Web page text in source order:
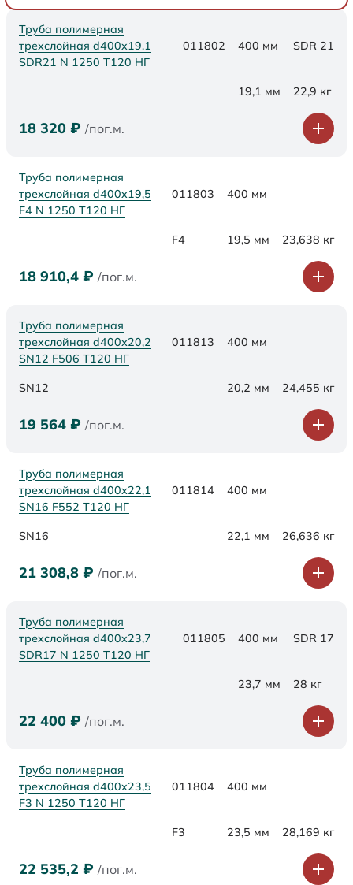
Труба полимерная
трехслойная d400x19,1
SDR21 N 1250 Т120 НГ
011802 400 мм SDR 21
19,1 мм 22,9 кг
18 320 ₽ /пог.м.
Труба полимерная
трехслойная d400x19,5
F4 N 1250 Т120 НГ
011803 400 мм
F4 19,5 мм 23,638 кг
18 910,4 ₽ /пог.м.
Труба полимерная
трехслойная d400х20,2
SN12 F506 Т120 НГ
011813 400 мм
SN12 20,2 мм 24,455 кг
19 564 ₽ /пог.м.
Труба полимерная
трехслойная d400х22,1
SN16 F552 Т120 НГ
011814 400 мм
SN16 22,1 мм 26,636 кг
21 308,8 ₽ /пог.м.
Труба полимерная
трехслойная d400x23,7
SDR17 N 1250 Т120 НГ
011805 400 мм SDR 17
23,7 мм 28 кг
22 400 ₽ /пог.м.
Труба полимерная
трехслойная d400x23,5
F3 N 1250 Т120 НГ
011804 400 мм
F3 23,5 мм 28,169 кг
22 535,2 ₽ /пог.м.